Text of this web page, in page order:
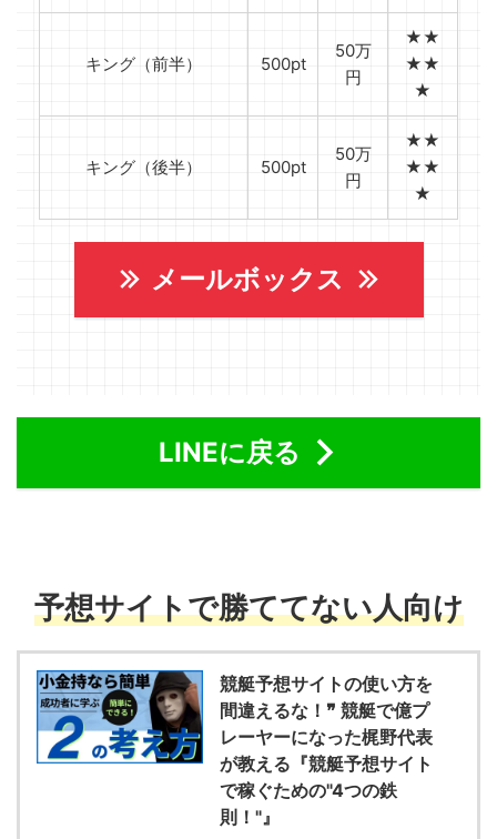
キング（前半） 500pt
50万
円
★★
★★
★
キング（後半） 500pt
50万
円
★★
★★
★
メールボックス
LINEに戻る
予想サイトで勝ててない人向け
競艇予想サイトの使い方を
間違えるな！❞ 競艇で億プ
レーヤーになった梶野代表
が教える『競艇予想サイト
で稼ぐための"4つの鉄
則！"』